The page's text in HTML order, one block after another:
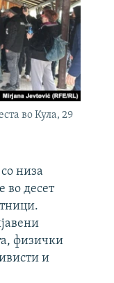
во Кула, 29
низа
во десет
физички
и